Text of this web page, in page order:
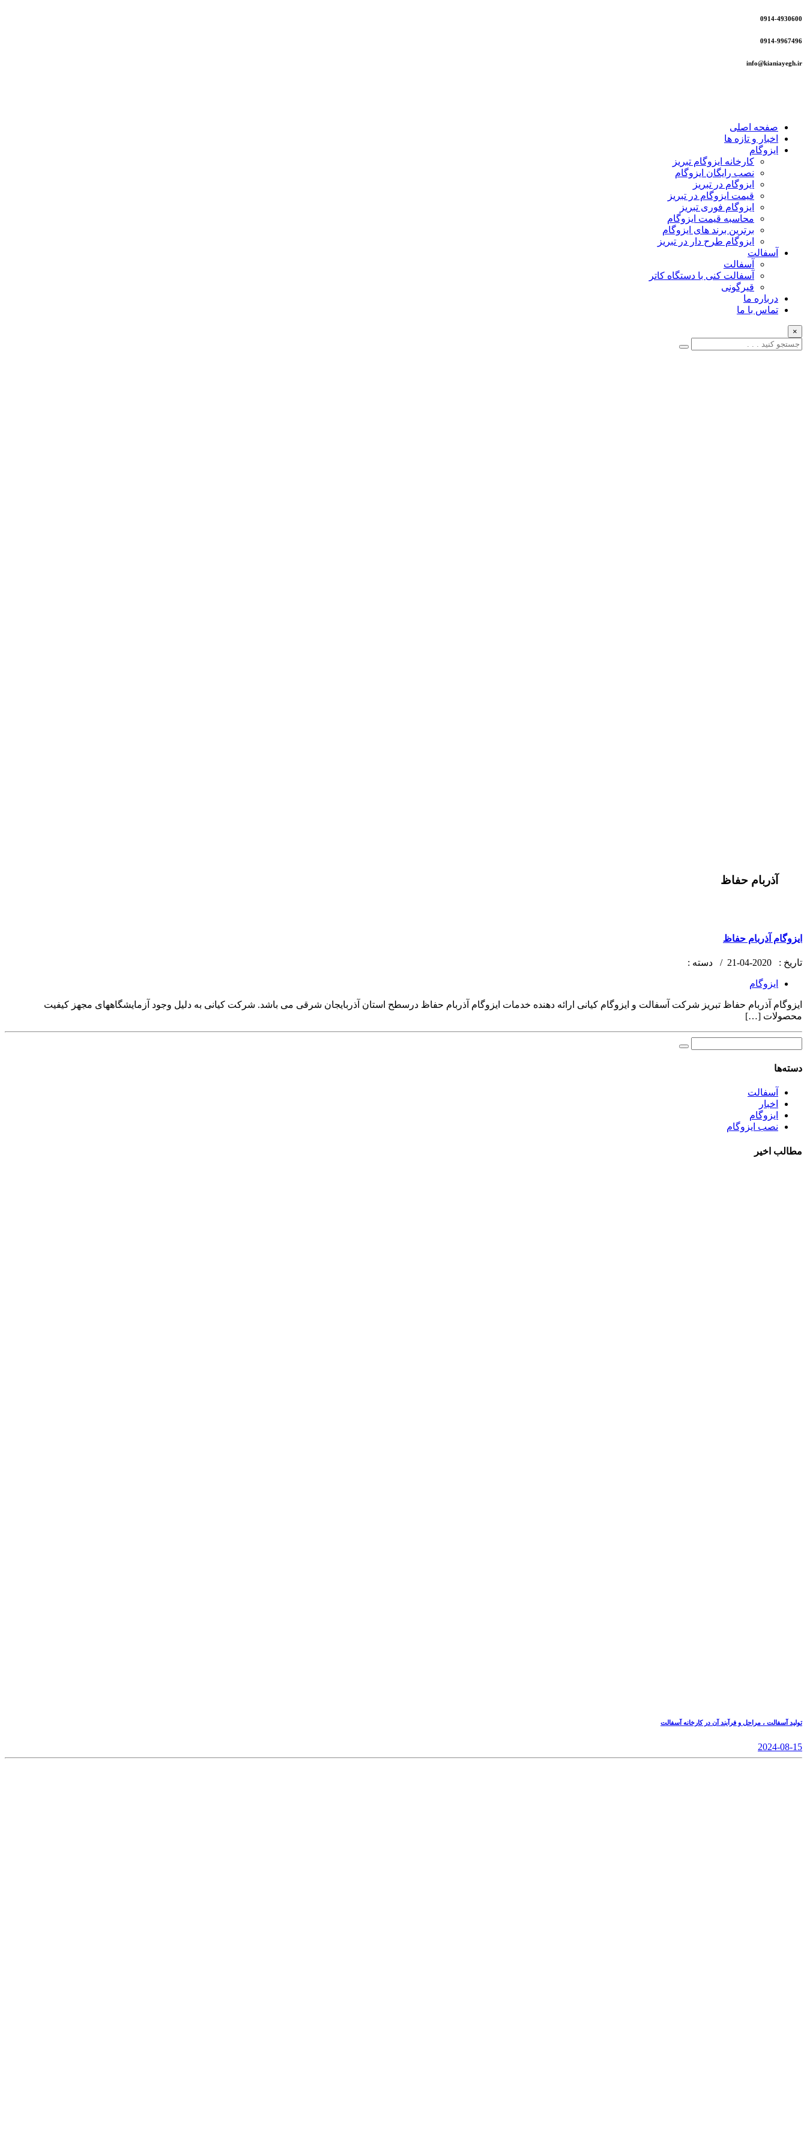
0914-4930600
0914-9967496
info@kianiayegh.ir
صفحه اصلی
اخبار و تازه ها
ایزوگام
کارخانه ایزوگام تبریز
نصب رایگان ایزوگام
ایزوگام در تبریز
قیمت ایزوگام در تبریز
ایزوگام فوری تبریز
محاسبه قیمت ایزوگام
برترین برند های ایزوگام
ایزوگام طرح دار در تبریز
آسفالت
آسفالت
آسفالت کنی با دستگاه کاتر
قیرگونی
درباره ما
تماس با ما
×
آذربام حفاظ
ایزوگام آذربام حفاظ
تاریخ : دسته :
ایزوگام
ایزوگام آذربام حفاظ تبریز شرکت آسفالت و ایزوگام کیانی ارائه دهنده خدمات ایزوگام آذربام حفاظ درسطح استان آذربایجان شرقی می باشد. شرکت کیانی به دلیل وجود آزمایشگاههای مجهز کیفیت
محصولات […]
دسته‌ها
آسفالت
اخبار
ایزوگام
نصب ایزوگام
مطالب اخیر
تولید آسفالت ، مراحل و فرآیند آن در کارخانه آسفالت
2024-08-15